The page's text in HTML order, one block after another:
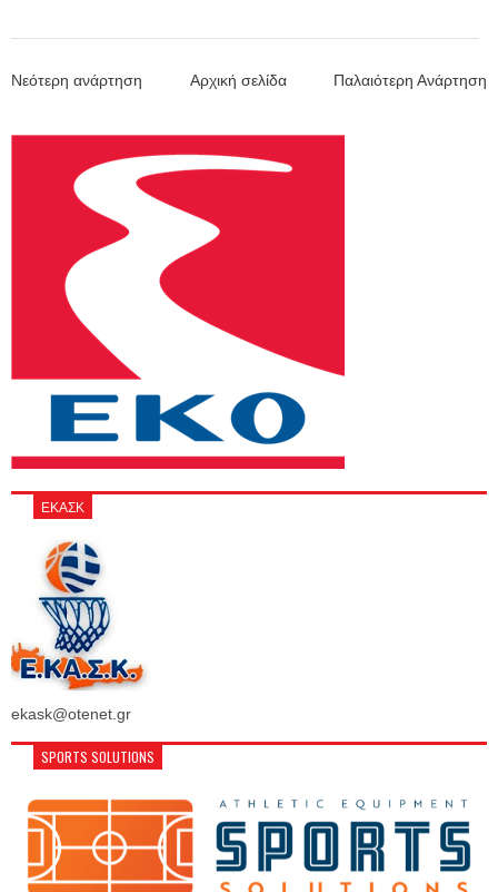
Νεότερη ανάρτηση Παλαιότερη Ανάρτηση
Αρχική σελίδα
ΕΚΑΣΚ
ekask@otenet.gr
SPORTS SOLUTIONS